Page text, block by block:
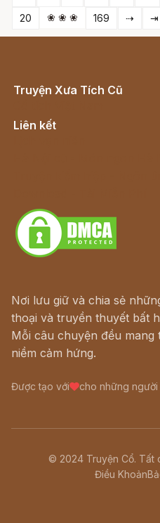
20
❀ ❀ ❀ 169 ⇢ ⇥
Truyện Xưa Tích Cũ
Liên kết
Nơi lưu giữ và chia sẻ
thoại và truyền thuyết bất
Mỗi câu chuyện đều
niềm cảm hứng.
Được tạo với cho những
© 2024 Truyện Cổ. Tất
Điều Khoản